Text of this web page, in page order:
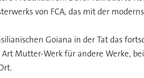
von FCA, das mit der
Goiana in der Tat das
Art Mutter-Werk für andere Werke,